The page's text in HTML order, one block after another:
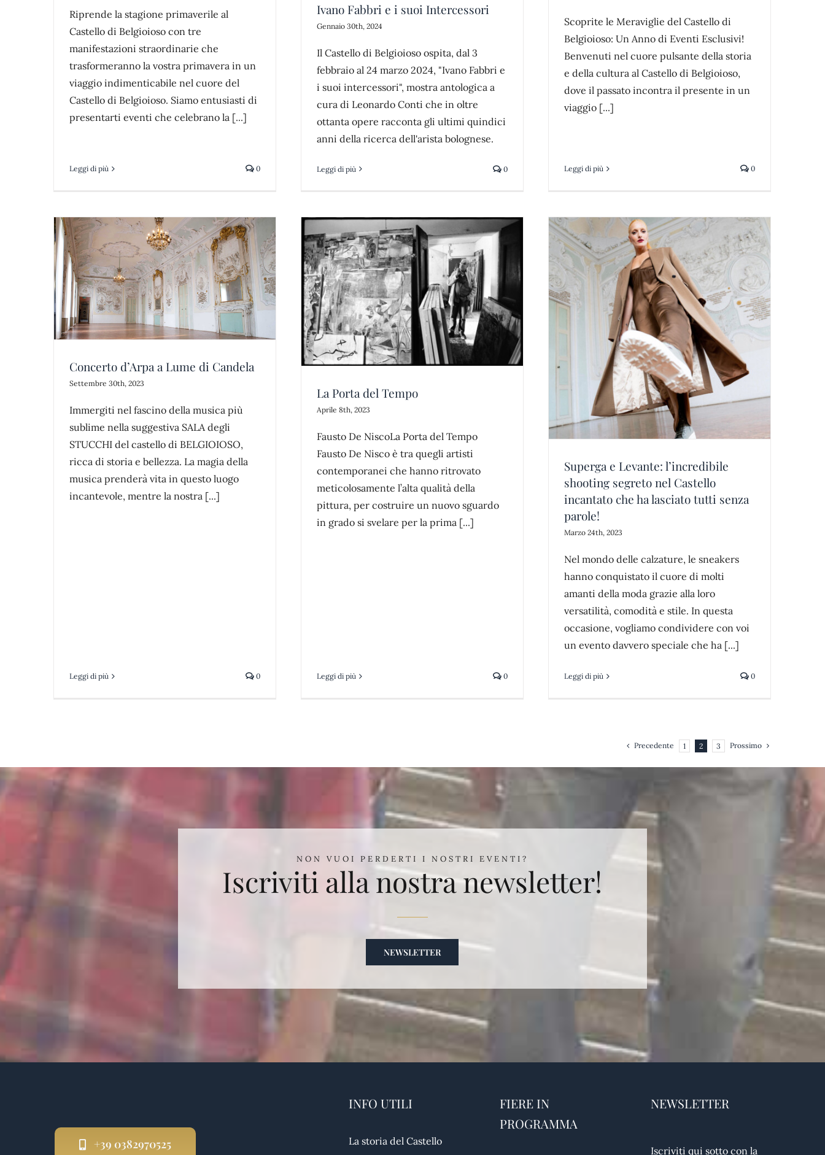
Riprende la stagione primaverile al
Castello di Belgioioso con tre
manifestazioni straordinarie che
trasformeranno la vostra primavera in un
viaggio indimenticabile nel cuore del
Castello di Belgioioso. Siamo entusiasti di
presentarti eventi che celebrano la [...]
Leggi di più 0
Ivano Fabbri e i suoi Intercessori
Gennaio 30th, 2024
Il Castello di Belgioioso ospita, dal 3
febbraio al 24 marzo 2024, "Ivano Fabbri e
i suoi intercessori", mostra antologica a
cura di Leonardo Conti che in oltre
ottanta opere racconta gli ultimi quindici
anni della ricerca dell'arista bolognese.
Leggi di più 0
Scoprite le Meraviglie del Castello di
Belgioioso: Un Anno di Eventi Esclusivi!
Benvenuti nel cuore pulsante della storia
e della cultura al Castello di Belgioioso,
dove il passato incontra il presente in un
viaggio [...]
Leggi di più 0
Concerto d’Arpa a Lume di Candela
Settembre 30th, 2023
Immergiti nel fascino della musica più
sublime nella suggestiva SALA degli
STUCCHI del castello di BELGIOIOSO,
ricca di storia e bellezza. La magia della
musica prenderà vita in questo luogo
incantevole, mentre la nostra [...]
Leggi di più 0
La Porta del Tempo
La Porta del Tempo
Aprile 8th, 2023
Fausto De NiscoLa Porta del Tempo
Fausto De Nisco è tra quegli artisti
contemporanei che hanno ritrovato
meticolosamente l’alta qualità della
pittura, per costruire un nuovo sguardo
in grado si svelare per la prima [...]
Leggi di più 0
Superga e Levante: l’incredibile
shooting segreto nel Castello
incantato che ha lasciato tutti senza
parole!
Superga e Levante: l’incredibile
shooting segreto nel Castello
incantato che ha lasciato tutti senza
parole!
Marzo 24th, 2023
Nel mondo delle calzature, le sneakers
hanno conquistato il cuore di molti
amanti della moda grazie alla loro
versatilità, comodità e stile. In questa
occasione, vogliamo condividere con voi
un evento davvero speciale che ha [...]
Leggi di più 0
Precedente 1 2 3 Prossimo
NON VUOI PERDERTI I NOSTRI EVENTI?
Iscriviti alla nostra newsletter!
NEWSLETTER
+39 0382970525
INFO UTILI
La storia del Castello
FIERE IN
PROGRAMMA
NEWSLETTER
Iscriviti qui sotto con la